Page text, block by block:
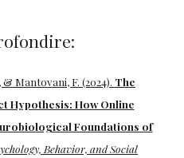
Mantovani, F. (2024). The
Hypothesis: How Online
Foundations of
Behavior, and Social